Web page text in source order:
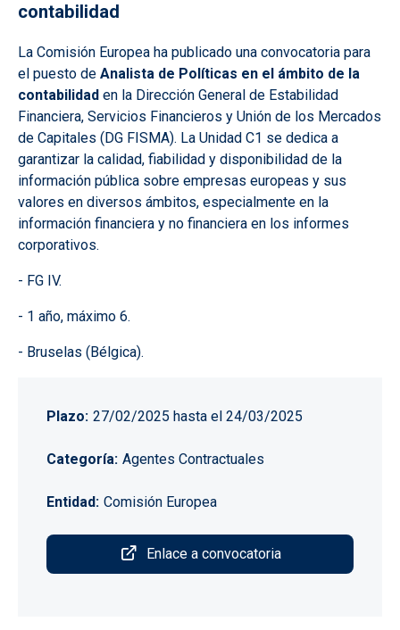
contabilidad
La Comisión Europea ha publicado una convocatoria para
el puesto de Analista de Políticas en el ámbito de la
contabilidad en la Dirección General de Estabilidad
Financiera, Servicios Financieros y Unión de los Mercados
de Capitales (DG FISMA). La Unidad C1 se dedica a
garantizar la calidad, fiabilidad y disponibilidad de la
información pública sobre empresas europeas y sus
valores en diversos ámbitos, especialmente en la
información financiera y no financiera en los informes
corporativos.
- FG IV.
- 1 año, máximo 6.
- Bruselas (Bélgica).
Plazo 27/02/2025 hasta el 24/03/2025
Categoría Agentes Contractuales
Entidad Comisión Europea
Enlace a convocatoria